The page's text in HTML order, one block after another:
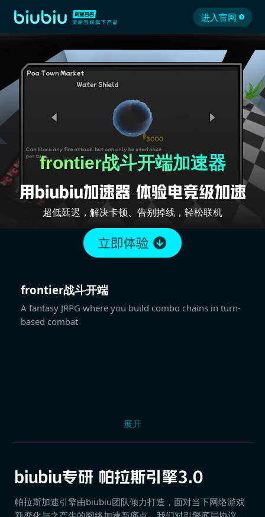
进入官网
frontier战斗开端加速器
超低延迟，解决卡顿、告别掉线，轻松联机
frontier战斗开端
A fantasy JRPG where you build combo chains in turn-
based combat
展开
帕拉斯加速引擎由biubiu团队倾力打造，面对当下网络游戏